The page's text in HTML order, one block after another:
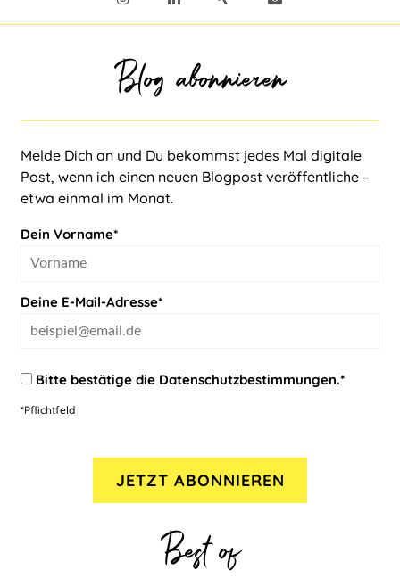
Blog abonnieren
Melde Dich an und Du bekommst jedes Mal digitale
Post, wenn ich einen neuen Blogpost veröffentliche –
etwa einmal im Monat.
Dein Vorname*
Deine E-Mail-Adresse*
Bitte bestätige die Datenschutzbestimmungen.*
*Pflichtfeld
Best of